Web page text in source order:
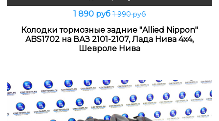
1 890 руб1 990 руб
Колодки тормозные задние "Allied Nippon"
ABS1702 на ВАЗ 2101-2107, Лада Нива 4x4,
Шевроле Нива